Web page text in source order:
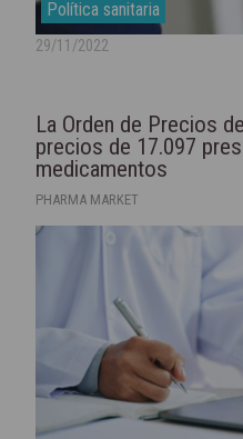
Política sanitaria
29/11/2022
La Orden de Precios
precios de 17.097
medicamentos
PHARMA MARKET